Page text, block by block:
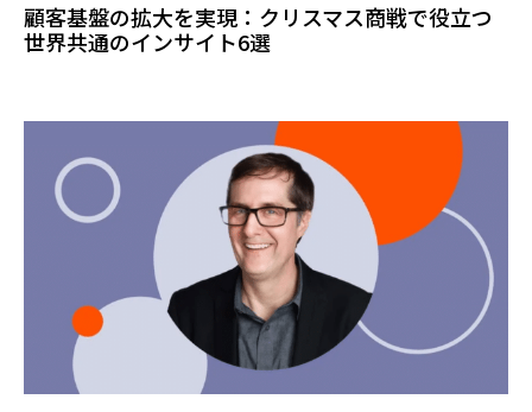
顧客基盤の拡大を実現：クリスマス商戦で役立つ
世界共通のインサイト6選